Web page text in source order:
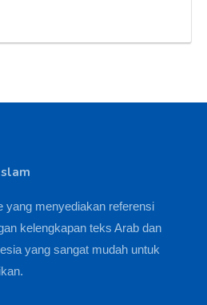
yang menyediakan referensi
kelengkapan teks Arab dan
yang sangat mudah untuk